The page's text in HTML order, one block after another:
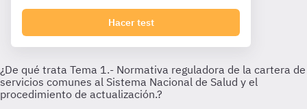
Hacer test